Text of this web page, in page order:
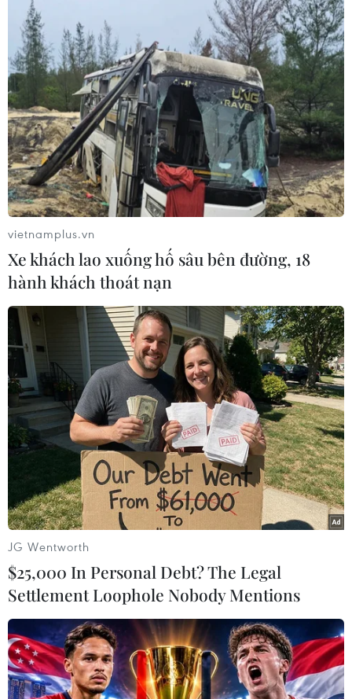
Lấy ý kiến biểu quyết của người dân thôn Làng Nủ về phương
án tái định cư. Ảnh: (TTXVN phát)
#Làng Nủ Lào Cai
Theo dõi VietnamPlus
CƠN BÃO SỐ 3 (SIÊU BÃO YAGI)
vietnamplus.vn
Xe khách lao xuống hố sâu bên đường, 18
hành khách thoát nạn
JG Wentworth
$25,000 In Personal Debt? The Legal
Settlement Loophole Nobody Mentions